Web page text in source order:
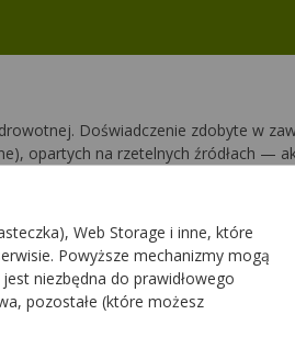
Doświadczenie zdobyte w
opartych na rzetelnych źródłach —
nią z pacjentami. Dzięki temu
Web Storage i inne, które
Powyższe mechanizmy mogą
niezbędna do prawidłowego
pozostałe (które możesz